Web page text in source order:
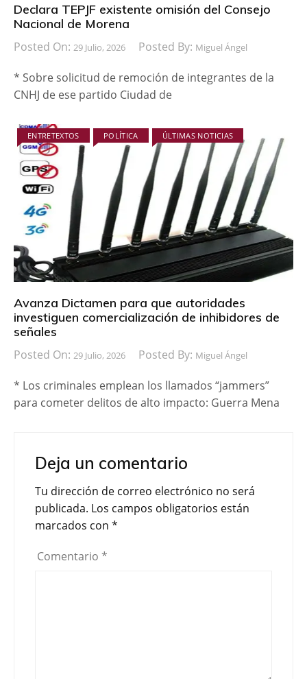
Declara TEPJF existente omisión del Consejo
Nacional de Morena
Posted On: 29 Julio, 2026 Posted By: Miguel Ángel
* Sobre solicitud de remoción de integrantes de la
CNHJ de ese partido Ciudad de
ENTRETEXTOS POLÍTICA ÚLTIMAS NOTICIAS
Avanza Dictamen para que autoridades
investiguen comercialización de inhibidores de
señales
Posted On: 29 Julio, 2026 Posted By: Miguel Ángel
* Los criminales emplean los llamados “jammers”
para cometer delitos de alto impacto: Guerra Mena
Deja un comentario
Tu dirección de correo electrónico no será
publicada. Los campos obligatorios están
marcados con *
Comentario *